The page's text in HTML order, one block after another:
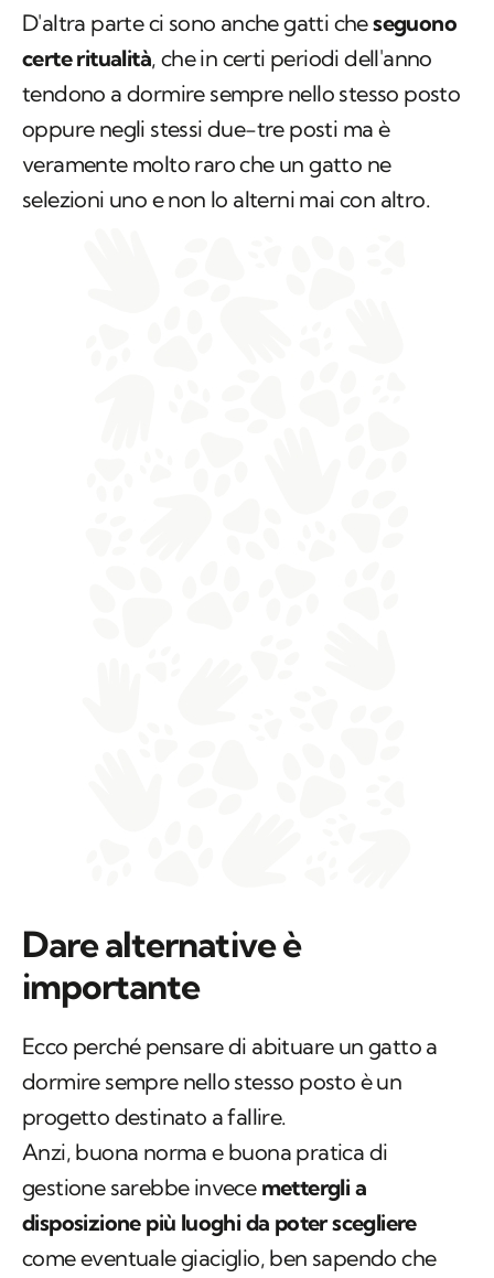
D'altra parte ci sono anche gatti cheseguono
certe ritualità, che in certi periodi dell'anno
tendono a dormire sempre nello stesso posto
oppure negli stessi due-tre posti ma è
veramente molto raro che un gatto ne
selezioni uno e non lo alterni mai con altro.
Dare alternative è
importante
Ecco perché pensare di abituare un gatto a
dormire sempre nello stesso posto è un
progetto destinato a fallire.
Anzi, buona norma e buona pratica di
gestione sarebbe invece mettergli a
disposizione più luoghi da poter scegliere
come eventuale giaciglio, ben sapendo che